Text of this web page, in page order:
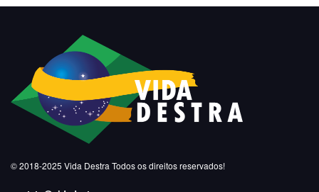
© 2018-2025 Vida Destra Todos os direitos reservados!